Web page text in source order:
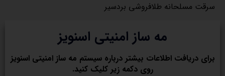
سرقت مسلحانه طلافروشی بردسیر
مه ساز امنیتی اسنویز
برای دریافت اطلاعات بیشتر درباره سیستم مه ساز امنیتی اسنویز
روی دکمه زیر کلیک کنید.